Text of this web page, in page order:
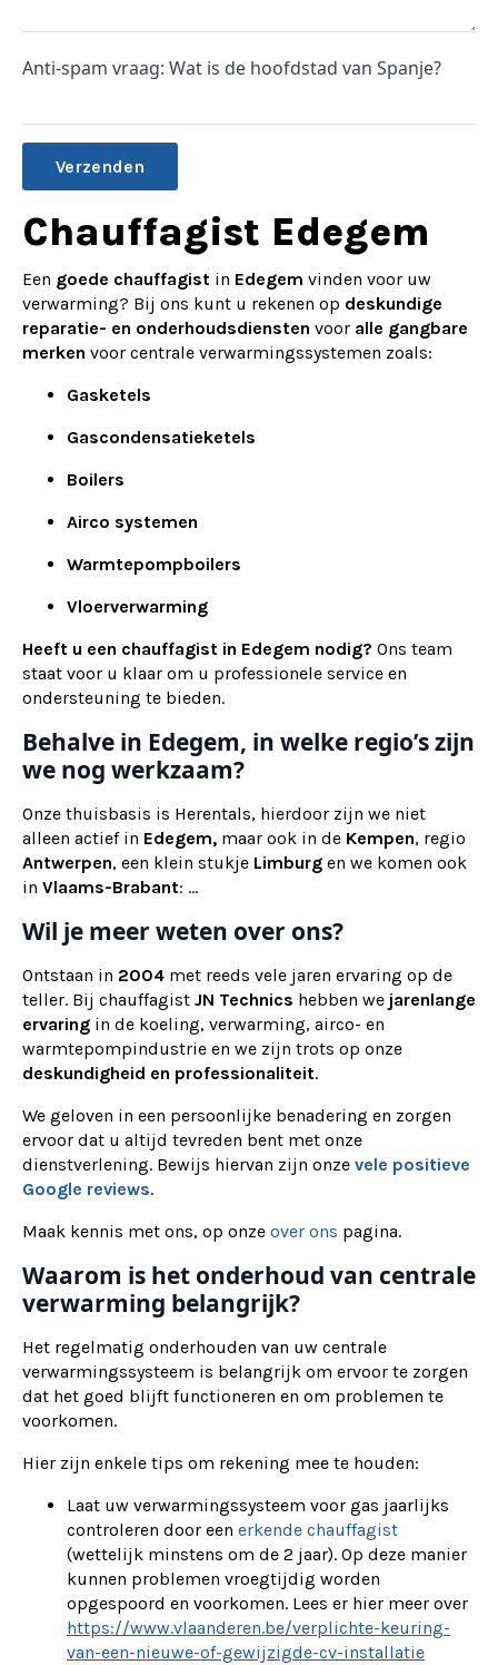
Anti-spam vraag: Wat is de hoofdstad van Spanje?
Alternative:
Chauffagist Edegem
Een goede chauffagist in Edegem vinden voor uw
verwarming? Bij ons kunt u rekenen op deskundige
reparatie- en onderhoudsdiensten voor alle gangbare
merken voor centrale verwarmingssystemen zoals:
Gasketels
Gascondensatieketels
Boilers
Airco systemen
Warmtepompboilers
Vloerverwarming
Heeft u een chauffagist in Edegem nodig? Ons team
staat voor u klaar om u professionele service en
ondersteuning te bieden.
Behalve in Edegem, in welke regio’s zijn
we nog werkzaam?
Onze thuisbasis is Herentals, hierdoor zijn we niet
alleen actief in Edegem, maar ook in de Kempen, regio
Antwerpen, een klein stukje Limburg en we komen ook
in Vlaams-Brabant: ...
Wil je meer weten over ons?
Ontstaan in 2004 met reeds vele jaren ervaring op de
teller. Bij chauffagist JN Technics hebben we jarenlange
ervaring in de koeling, verwarming, airco- en
warmtepompindustrie en we zijn trots op onze
deskundigheid en professionaliteit.
We geloven in een persoonlijke benadering en zorgen
ervoor dat u altijd tevreden bent met onze
dienstverlening. Bewijs hiervan zijn onze vele positieve
Google reviews.
Maak kennis met ons, op onze over ons pagina.
Waarom is het onderhoud van centrale
verwarming belangrijk?
Het regelmatig onderhouden van uw centrale
verwarmingssysteem is belangrijk om ervoor te zorgen
dat het goed blijft functioneren en om problemen te
voorkomen.
Hier zijn enkele tips om rekening mee te houden:
Laat uw verwarmingssysteem voor gas jaarlijks
controleren door een erkende chauffagist
(wettelijk minstens om de 2 jaar). Op deze manier
kunnen problemen vroegtijdig worden
opgespoord en voorkomen. Lees er hier meer over
https://www.vlaanderen.be/verplichte-keuring-
van-een-nieuwe-of-gewijzigde-cv-installatie